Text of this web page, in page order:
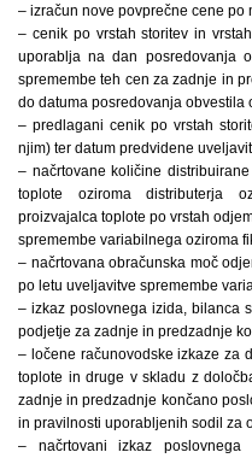
– izračun nove povprečne cene po
– cenik po vrstah storitev in
uporablja na dan posredovanja
spremembe teh cen za zadnje in
do datuma posredovanja obvestila
– predlagani cenik po vrstah
njim) ter datum predvidene
– načrtovane količine
toplote oziroma distributerja
proizvajalca toplote po vrstah
spremembe variabilnega oziroma
– načrtovana obračunska moč
po letu uveljavitve spremembe
– izkaz poslovnega izida, bilanca
podjetje za zadnje in predzadnje
– ločene računovodske izkaze za
toplote in druge v skladu z
zadnje in predzadnje končano
in pravilnosti uporabljenih sodil za
– načrtovani izkaz